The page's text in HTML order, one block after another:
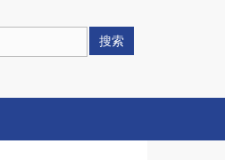
搜索